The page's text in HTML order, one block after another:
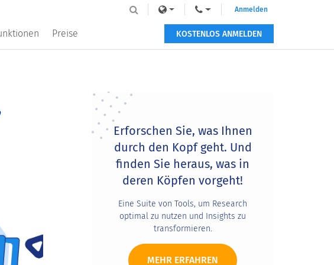
Preise
Anmelden
KOSTENLOS ANMELDEN
Primary
Sidebar
Erforschen Sie, was Ihnen
durch den Kopf geht. Und
finden Sie heraus, was in
deren Köpfen vorgeht!
Eine Suite von Tools, um Research
optimal zu nutzen und Insights zu
transformieren.
MEHR ERFAHREN